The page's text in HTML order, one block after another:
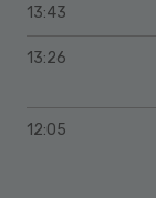
13:43
13:26
12:05